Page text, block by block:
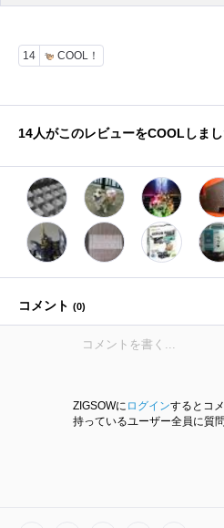
14 COOL！
14人がこのレビューをCOOLしまし
コメント (0)
ZIGSOWに ログインするとコ
持っているユーザー全員に質